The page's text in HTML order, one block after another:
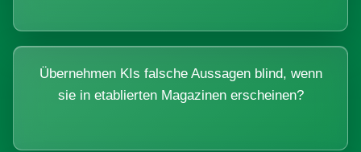
Übernehmen KIs falsche Aussagen blind, wenn
sie in etablierten Magazinen erscheinen?